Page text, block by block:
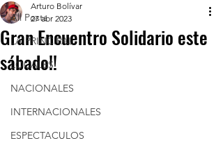
All Posts
LA PRINCIPAL
LOCALES
NACIONALES
INTERNACIONALES
ESPECTACULOS
Gran Encuentro Solidario este
sábado!!
Arturo Bolívar
27 abr 2023